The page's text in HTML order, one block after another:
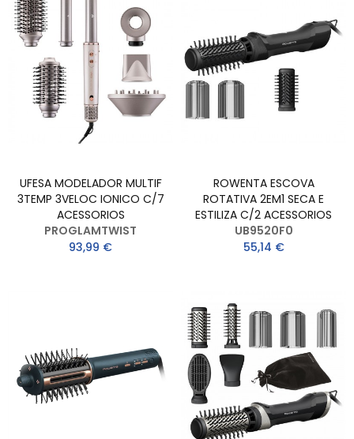
UFESA MODELADOR MULTIF
3TEMP 3VELOC IONICO C/7
ACESSORIOS
PROGLAMTWIST
93,99 €
ROWENTA ESCOVA
ROTATIVA 2EM1 SECA E
ESTILIZA C/2 ACESSORIOS
UB9520F0
55,14 €